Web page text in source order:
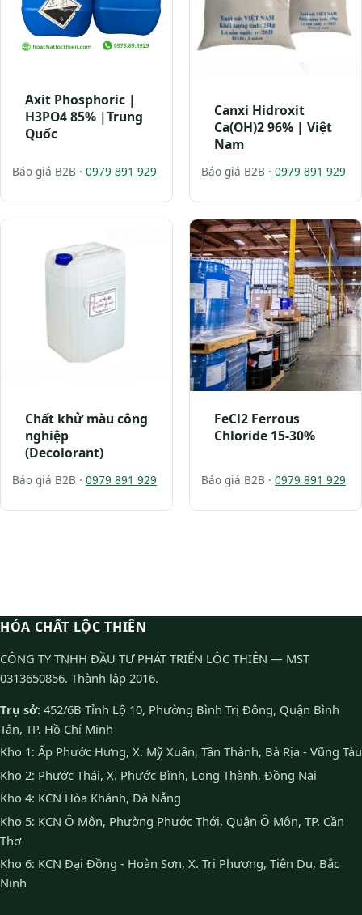
Axit Phosphoric |
H3PO4 85% |Trung
Quốc
Báo giá B2B · 0979 891 929
Canxi Hidroxit
Ca(OH)2 96% | Việt
Nam
Báo giá B2B · 0979 891 929
Chất khử màu công
nghiệp
(Decolorant)
Báo giá B2B · 0979 891 929
FeCl2 Ferrous
Chloride 15-30%
Báo giá B2B · 0979 891 929
HÓA CHẤT LỘC THIÊN
CÔNG TY TNHH ĐẦU TƯ PHÁT TRIỂN LỘC THIÊN — MST
0313650856. Thành lập 2016.
Trụ sở: 452/6B Tỉnh Lộ 10, Phường Bình Trị Đông, Quận Bình
Tân, TP. Hồ Chí Minh
Kho 1: Ấp Phước Hưng, X. Mỹ Xuân, Tân Thành, Bà Rịa - Vũng Tàu
Kho 2: Phước Thái, X. Phước Bình, Long Thành, Đồng Nai
Kho 4: KCN Hòa Khánh, Đà Nẵng
Kho 5: KCN Ô Môn, Phường Phước Thới, Quận Ô Môn, TP. Cần
Thơ
Kho 6: KCN Đại Đồng - Hoàn Sơn, X. Tri Phương, Tiên Du, Bắc
Ninh